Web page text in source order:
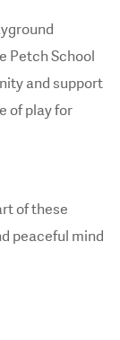
Petch School
and support
of play for
of these
peaceful mind